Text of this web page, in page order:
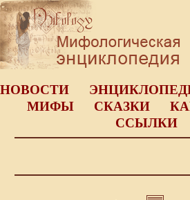
НОВОСТИ
МИФЫ
СКАЗКИ
ССЫЛКИ